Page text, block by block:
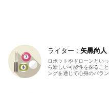
矢黒尚人
ロボットやドローンとい
ら新しい可能性を探るこ
ングを通じて心身のバラ